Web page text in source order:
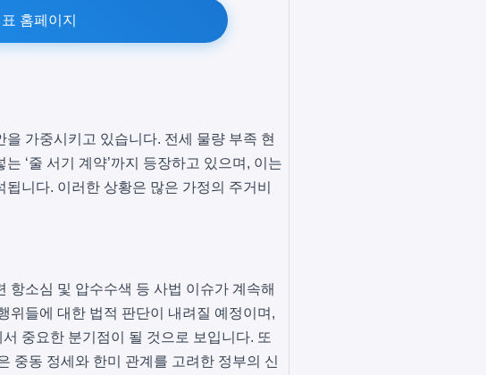
홈페이지
가중시키고 있습니다. 전세 물량 부족 현
‘줄 서기 계약’까지 등장하고 있으며, 이는
니다. 이러한 상황은 많은 가정의 주거비
항소심 및 압수수색 등 사법 이슈가 계속해
위들에 대한 법적 판단이 내려질 예정이며,
중요한 분기점이 될 것으로 보입니다. 또
중동 정세와 한미 관계를 고려한 정부의 신